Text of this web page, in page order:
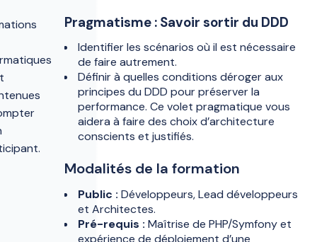
Pragmatisme : Savoir sortir du DDD
Identifier les scénarios où il est nécessaire
de faire autrement.
Définir à quelles conditions déroger aux
principes du DDD pour préserver la
performance. Ce volet pragmatique vous
aidera à faire des choix d’architecture
conscients et justifiés.
Modalités de la formation
Public : Développeurs, Lead développeurs
et Architectes.
Pré-requis : Maîtrise de PHP/Symfony et
expérience de déploiement d’une